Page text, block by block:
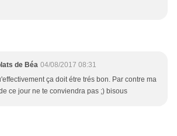
de Béa 04/08/2017 08:31
ça doit étre trés bon. Par contre ma
ce jour ne te conviendra pas ;) bisous